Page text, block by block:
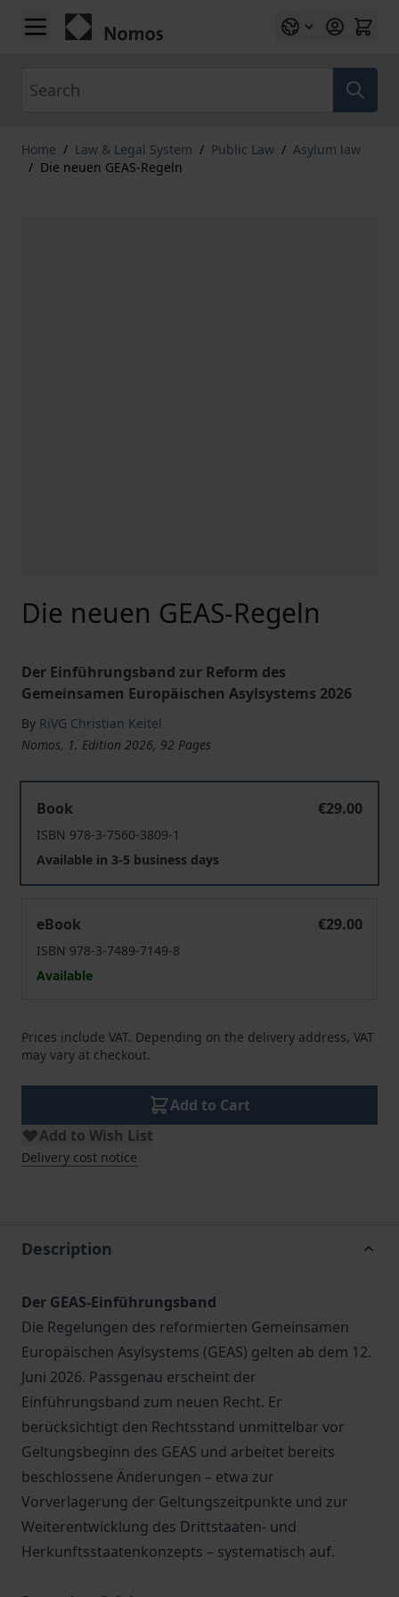
Skip to Content
Home / Law & Legal System / Public Law / Asylum law
/ Die neuen GEAS-Regeln
Die neuen GEAS-Regeln
Der Einführungsband zur Reform des
Gemeinsamen Europäischen Asylsystems 2026
By RiVG Christian Keitel
Nomos, 1. Edition 2026, 92 Pages
Book
€29.00
ISBN 978-3-7560-3809-1
Available in 3-5 business days
eBook
€29.00
ISBN 978-3-7489-7149-8
Available
Prices include VAT. Depending on the delivery address, VAT
may vary at checkout.
Add to Cart
Add to Wish List
Delivery cost notice
Description
Der GEAS-Einführungsband
Die Regelungen des reformierten Gemeinsamen
Europäischen Asylsystems (GEAS) gelten ab dem 12.
Juni 2026. Passgenau erscheint der
Einführungsband zum neuen Recht. Er
berücksichtigt den Rechtsstand unmittelbar vor
Geltungsbeginn des GEAS und arbeitet bereits
beschlossene Änderungen – etwa zur
Vorverlagerung der Geltungszeitpunkte und zur
Weiterentwicklung des Drittstaaten- und
Herkunftsstaatenkonzepts – systematisch auf.